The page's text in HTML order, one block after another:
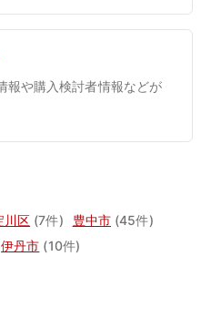
報や購入検討者情報などが
川区 (7件) 豊中市 (45件)
伊丹市 (10件)